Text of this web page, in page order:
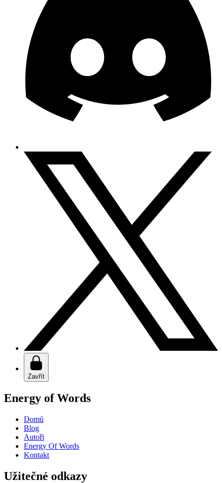
Zavřít
Energy of Words
Domů
Blog
Autoři
Energy Of Words
Kontakt
Užitečné odkazy